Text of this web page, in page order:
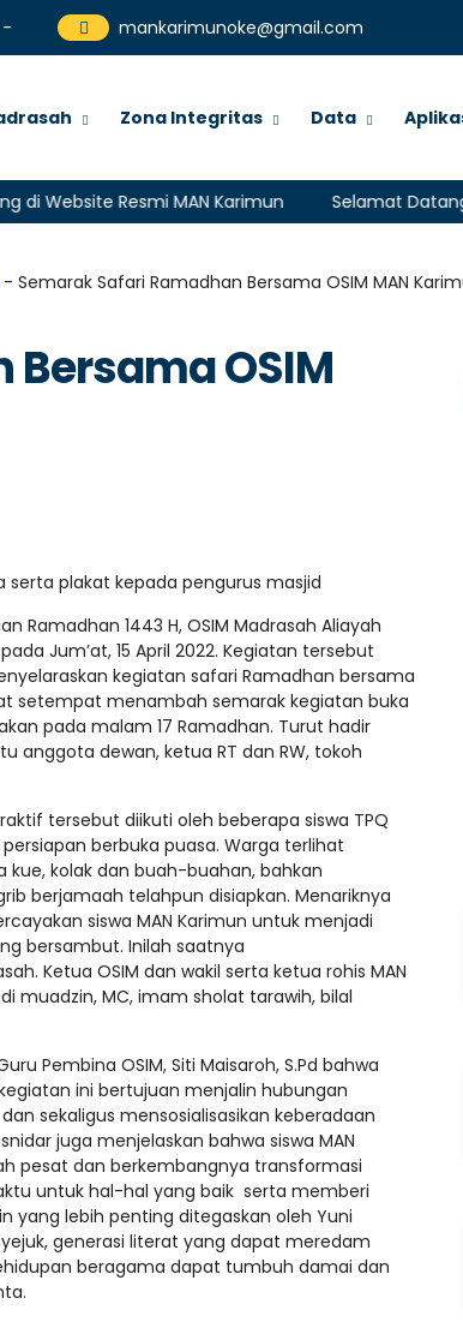
- mankarimunoke@gmail.com
Zona Integritas Data
Resmi MAN Karimun Selamat Datang di
- Semarak Safari Ramadhan Bersama OSIM MAN
OSIM
plakat kepada pengurus masjid
Ramadhan 1443 H, OSIM Madrasah Aliayah
Jum’at, 15 April 2022. Kegiatan tersebut
kegiatan safari Ramadhan bersama
setempat menambah semarak kegiatan buka
pada malam 17 Ramadhan. Turut hadir
anggota dewan, ketua RT dan RW, tokoh
tersebut diikuti oleh beberapa siswa TPQ
berbuka puasa. Warga terlihat
kolak dan buah-buahan, bahkan
berjamaah telahpun disiapkan. Menariknya
siswa MAN Karimun untuk menjadi
bersambut. Inilah saatnya
Ketua OSIM dan wakil serta ketua rohis MAN
muadzin, MC, imam sholat tarawih, bilal
Pembina OSIM, Siti Maisaroh, S.Pd bahwa
ini bertujuan menjalin hubungan
sekaligus mensosialisasikan keberadaan
juga menjelaskan bahwa siswa MAN
pesat dan berkembangnya transformasi
untuk hal-hal yang baik serta memberi
yang lebih penting ditegaskan oleh Yuni
generasi literat yang dapat meredam
beragama dapat tumbuh damai dan